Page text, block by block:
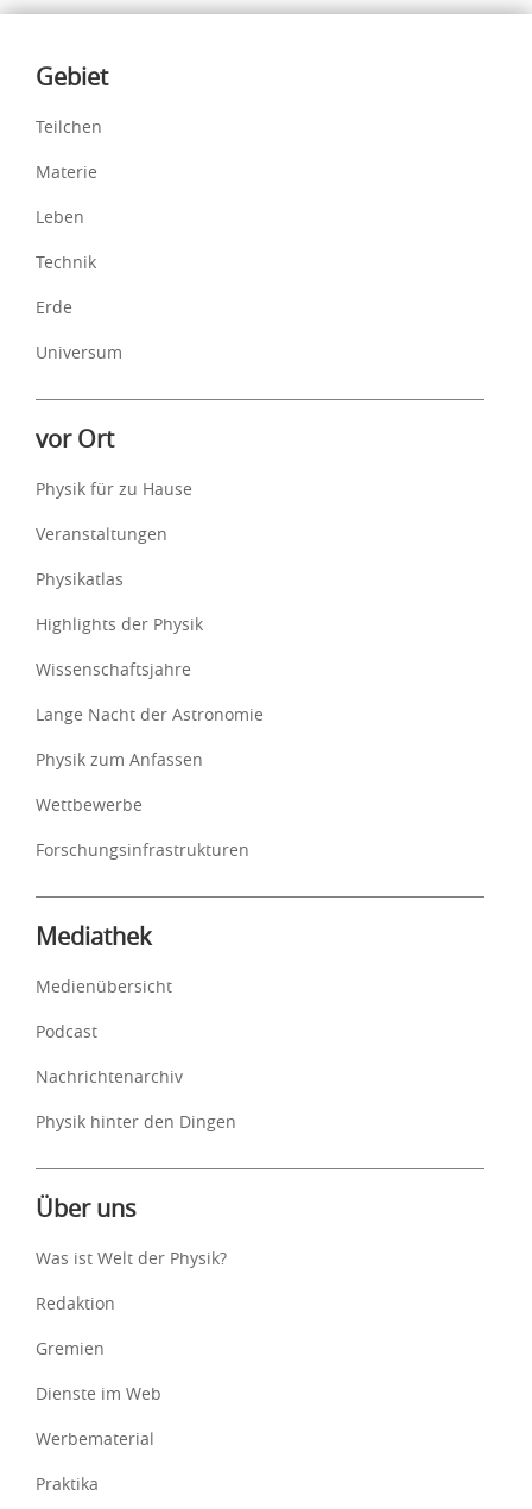
Inhalte
Gebiet
Teilchen
Materie
Leben
Technik
Erde
Universum
vor Ort
Physik für zu Hause
Veranstaltungen
Physikatlas
Highlights der Physik
Wissenschaftsjahre
Lange Nacht der Astronomie
Physik zum Anfassen
Wettbewerbe
Forschungsinfrastrukturen
Mediathek
Medienübersicht
Podcast
Nachrichtenarchiv
Physik hinter den Dingen
Über uns
Was ist Welt der Physik?
Redaktion
Gremien
Dienste im Web
Werbematerial
Praktika